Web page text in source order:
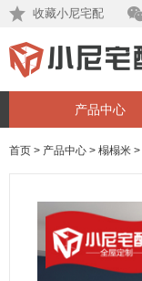
收藏小尼宅配
产品中心
首页 > 产品中心 > 榻榻米 >